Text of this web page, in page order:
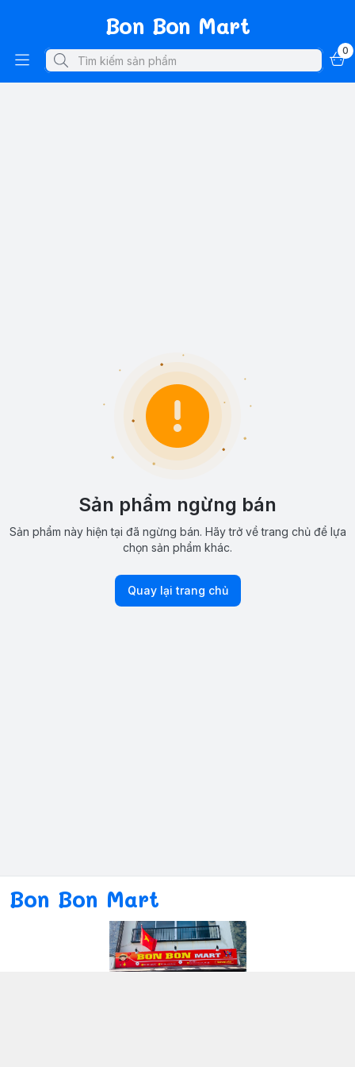
Bon Bon Mart
0
Sản phẩm ngừng bán
Sản phẩm này hiện tại đã ngừng bán. Hãy trở về trang chủ để lựa
chọn sản phẩm khác.
Quay lại trang chủ
Bon Bon Mart